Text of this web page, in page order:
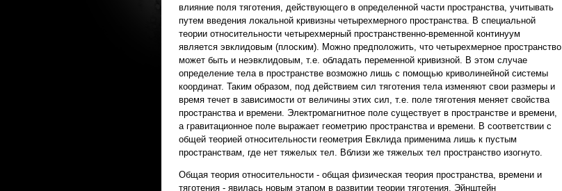
влияние поля тяготения, действующего в определенной части пространства, учитывать
путем введения локальной кривизны четырехмерного пространства. В специальной
теории относительности четырехмерный пространственно-временной континуум
является эвклидовым (плоским). Можно предположить, что четырехмерное пространство
может быть и неэвклидовым, т.е. обладать переменной кривизной. В этом случае
определение тела в пространстве возможно лишь с помощью криволинейной системы
координат. Таким образом, под действием сил тяготения тела изменяют свои размеры и
время течет в зависимости от величины этих сил, т.е. поле тяготения меняет свойства
пространства и времени. Электромагнитное поле существует в пространстве и времени,
а гравитационное поле выражает геометрию пространства и времени. В соответствии с
общей теорией относительности геометрия Евклида применима лишь к пустым
пространствам, где нет тяжелых тел. Вблизи же тяжелых тел пространство изогнуто.
Общая теория относительности - общая физическая теория пространства, времени и
тяготения - явилась новым этапом в развитии теории тяготения. Эйнштейн